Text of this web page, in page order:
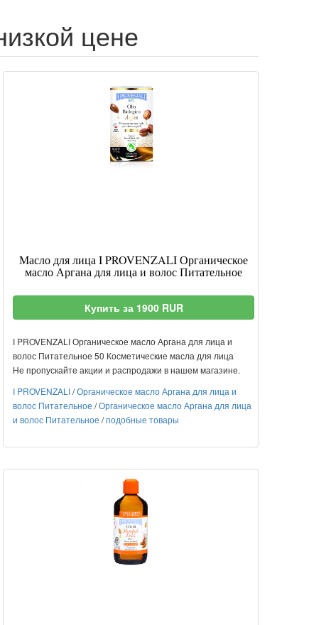
цене
Масло для лица I PROVENZALI Органическое
масло Аргана для лица и волос Питательное
Купить за 1900 RUR
I PROVENZALI Органическое масло Аргана для лица и
волос Питательное 50 Косметические масла для лица
Не пропускайте акции и распродажи в нашем магазине.
I PROVENZALI/Органическое масло Аргана для лица и
волос Питательное /Органическое масло Аргана для лица
и волос Питательное /подобные товары